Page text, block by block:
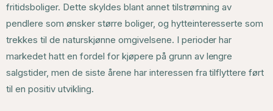
fritidsboliger. Dette skyldes blant annet tilstrømning av
pendlere som ønsker større boliger, og hytteinteresserte som
trekkes til de naturskjønne omgivelsene. I perioder har
markedet hatt en fordel for kjøpere på grunn av lengre
salgstider, men de siste årene har interessen fra tilflyttere ført
til en positiv utvikling.